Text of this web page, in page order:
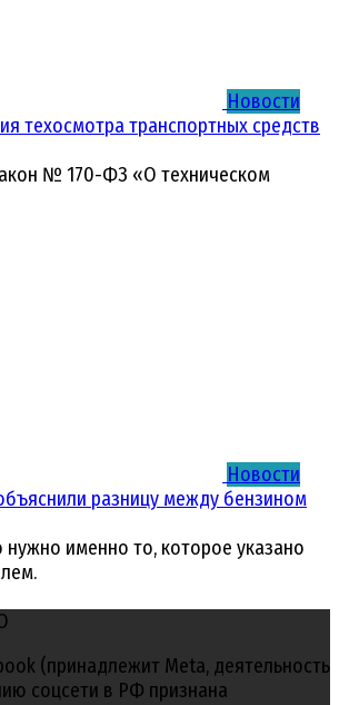
Новости
техосмотра транспортных средств
№ 170-ФЗ «О техническом
Новости
разницу между бензином
нужно именно то, которое указано
(принадлежит Meta, деятельность
соцсети в РФ признана